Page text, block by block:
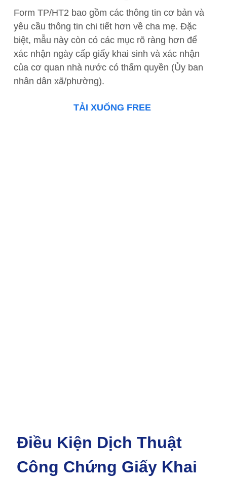
Form TP/HT2 bao gồm các thông tin cơ bản và
yêu cầu thông tin chi tiết hơn về cha mẹ. Đặc
biệt, mẫu này còn có các mục rõ ràng hơn để
xác nhận ngày cấp giấy khai sinh và xác nhận
của cơ quan nhà nước có thẩm quyền (Ủy ban
nhân dân xã/phường).
TẢI XUỐNG FREE
Điều Kiện Dịch Thuật
Công Chứng Giấy Khai